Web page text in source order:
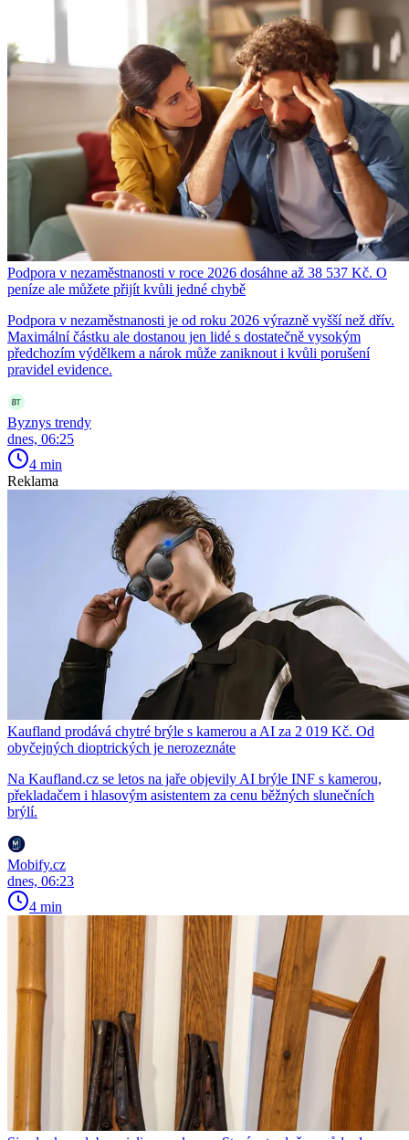
Podpora v nezaměstnanosti v roce 2026 dosáhne až 38 537 Kč. O
peníze ale můžete přijít kvůli jedné chybě
Podpora v nezaměstnanosti je od roku 2026 výrazně vyšší než dřív.
Maximální částku ale dostanou jen lidé s dostatečně vysokým
předchozím výdělkem a nárok může zaniknout i kvůli porušení
pravidel evidence.
Byznys trendy
dnes, 06:25
4 min
Reklama
Kaufland prodává chytré brýle s kamerou a AI za 2 019 Kč. Od
obyčejných dioptrických je nerozeznáte
Na Kaufland.cz se letos na jaře objevily AI brýle INF s kamerou,
překladačem i hlasovým asistentem za cenu běžných slunečních
brýlí.
Mobify.cz
dnes, 06:23
4 min